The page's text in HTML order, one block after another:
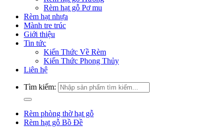
Rèm hạt gỗ Pơ mu
Rèm hạt nhựa
Mành tre trúc
Giới thiệu
Tin tức
Kiến Thức Về Rèm
Kiến Thức Phong Thủy
Liên hệ
Tìm kiếm:
Rèm phòng thờ hạt gỗ
Rèm hạt gỗ Bồ Đề